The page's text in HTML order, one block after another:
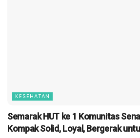
KESEHATAN
Semarak HUT ke 1 Komunitas
Kompak Solid, Loyal, Bergerak